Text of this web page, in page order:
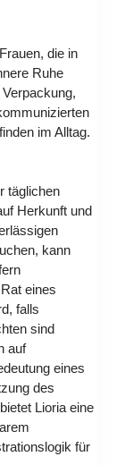
die in
Ruhe
im Alltag.
täglichen
Herkunft und
kann
eines
falls
sind
auf
eines
des
Lioria eine
für